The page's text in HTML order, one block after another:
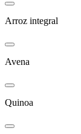
Arroz integral
Avena
Quinoa